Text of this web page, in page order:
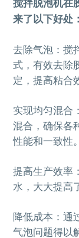
来了以下好处：
去除气泡：搅
式，有效去除
定，提高粘合
实现均匀混合
混合，确保各
性能和一致性。
提高生产效率
水，大大提高
降低成本：通
气泡问题得以